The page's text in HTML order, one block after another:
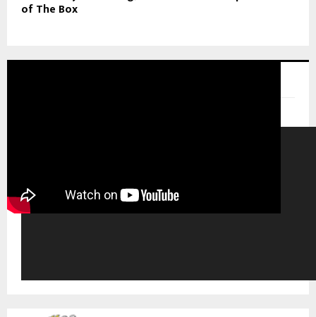
of The Box